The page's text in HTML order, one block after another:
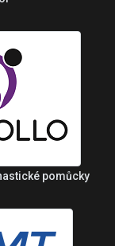
pomůcky